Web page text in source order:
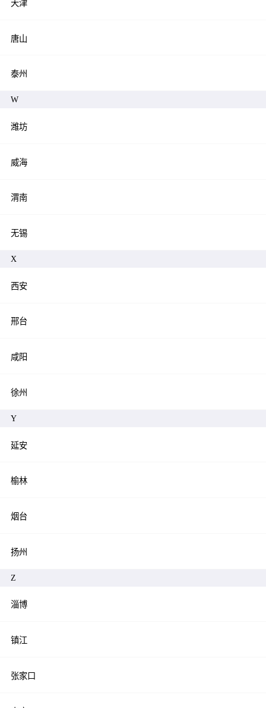
天津
唐山
泰州
W
潍坊
威海
渭南
无锡
X
西安
邢台
咸阳
徐州
Y
延安
榆林
烟台
扬州
Z
淄博
镇江
张家口